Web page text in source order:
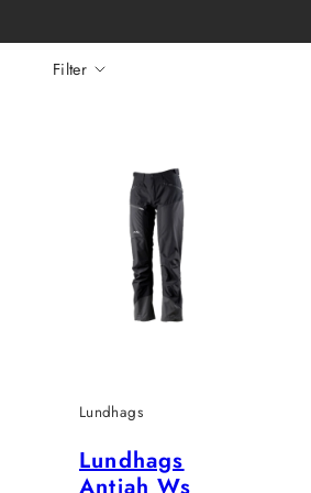
Filter
Lundhags
Lundhags